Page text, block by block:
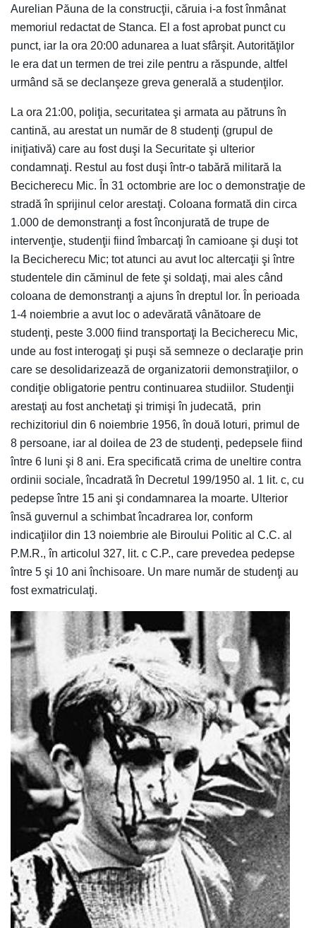
Aurelian Păuna de la construcţii, căruia i-a fost înmânat
memoriul redactat de Stanca. El a fost aprobat punct cu
punct, iar la ora 20:00 adunarea a luat sfârşit. Autorităţilor
le era dat un termen de trei zile pentru a răspunde, altfel
urmând să se declanşeze greva generală a studenţilor.
La ora 21:00, poliţia, securitatea şi armata au pătruns în
cantină, au arestat un număr de 8 studenţi (grupul de
iniţiativă) care au fost duşi la Securitate şi ulterior
condamnaţi. Restul au fost duşi într-o tabără militară la
Becicherecu Mic. În 31 octombrie are loc o demonstraţie de
stradă în sprijinul celor arestaţi. Coloana formată din circa
1.000 de demonstranţi a fost înconjurată de trupe de
intervenţie, studenţii fiind îmbarcaţi în camioane şi duşi tot
la Becicherecu Mic; tot atunci au avut loc altercaţii şi între
studentele din căminul de fete şi soldaţi, mai ales când
coloana de demonstranţi a ajuns în dreptul lor. În perioada
1-4 noiembrie a avut loc o adevărată vânătoare de
studenţi, peste 3.000 fiind transportaţi la Becicherecu Mic,
unde au fost interogaţi şi puşi să semneze o declaraţie prin
care se desolidarizează de organizatorii demonstraţiilor, o
condiţie obligatorie pentru continuarea studiilor. Studenţii
arestaţi au fost anchetaţi şi trimişi în judecată, prin
rechizitoriul din 6 noiembrie 1956, în două loturi, primul de
8 persoane, iar al doilea de 23 de studenţi, pedepsele fiind
între 6 luni şi 8 ani. Era specificată crima de uneltire contra
ordinii sociale, încadrată în Decretul 199/1950 al. 1 lit. c, cu
pedepse între 15 ani şi condamnarea la moarte. Ulterior
însă guvernul a schimbat încadrarea lor, conform
indicaţiilor din 13 noiembrie ale Biroului Politic al C.C. al
P.M.R., în articolul 327, lit. c C.P., care prevedea pedepse
între 5 şi 10 ani închisoare. Un mare număr de studenţi au
fost exmatriculaţi.